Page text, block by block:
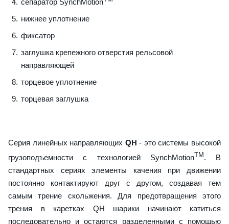
нижнее уплотнение
фиксатор
заглушка крепежного отверстия рельсовой
направляющей
торцевое уплотнение
торцевая заглушка
Серия линейных направляющих QH - это системы высокой
грузоподъемности с технологией SynchMotionTM . В
стандартных сериях элементы качения при движении
постоянно контактируют друг с другом, создавая тем
самым трение скольжения. Для предотвращения этого
трения в каретках QH шарики начинают катиться
последовательно и остаются разделенными с помощью